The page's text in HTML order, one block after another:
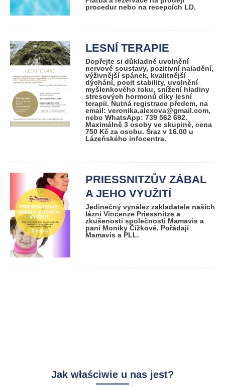
procedur nebo na recepcích LD.
LESNÍ TERAPIE
Dopřejte si důkladné uvolnění
nervové soustavy, pozitivní naladění,
výživnější spánek, kvalitnější
dýchání, pocit stability, uvolnění
myšlenkového toku, snížení hladiny
stresových hormonů díky lesní
terapii. Nutná registrace předem, na
email: veronika.alexova@gmail.com,
nebo WhatsApp: 739 562 692.
Maximálně 3 osoby ve skupině, cena
750 Kč za osobu. Sraz v 16.00 u
Lázeňského infocentra.
PRIESSNITZŮV ZÁBAL
A JEHO VYUŽITÍ
Jedinečný vynález zakladatele našich
lázní Vincenze Priessnitze a
zkušenosti společnosti Mamavis a
paní Moniky Čížkové. Pořádají
Mamavis a PLL.
Jak właściwie u nas jest?